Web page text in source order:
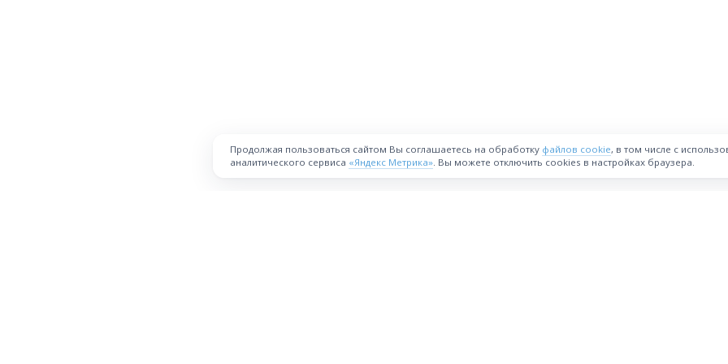
Продолжая пользоваться сайтом Вы соглашаетесь на обработку файлов cookie, в том числе с
аналитического сервиса «Яндекс Метрика». Вы можете отключить cookies в настройках браузера.